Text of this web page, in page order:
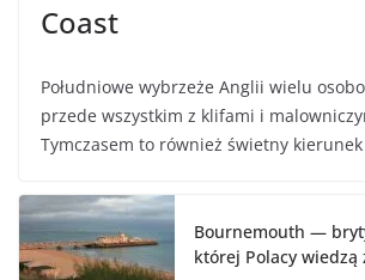
Coast
Południowe wybrzeże Anglii wielu
przede wszystkim z klifami i
Tymczasem to również świetny
Bournemouth —
której Polacy wiedzą